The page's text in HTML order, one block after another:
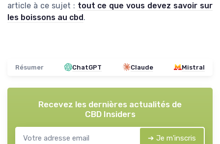
article à ce sujet : tout ce que vous devez savoir sur
les boissons au cbd.
Résumer ChatGPT Claude Mistral
Recevez les dernières actualités de
CBD Insiders
➔ Je m'inscris